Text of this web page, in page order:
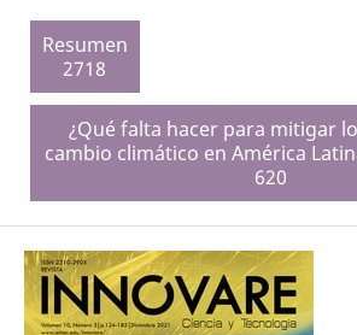
Resumen
2718
¿Qué falta hacer para mitigar
cambio climático en América
620